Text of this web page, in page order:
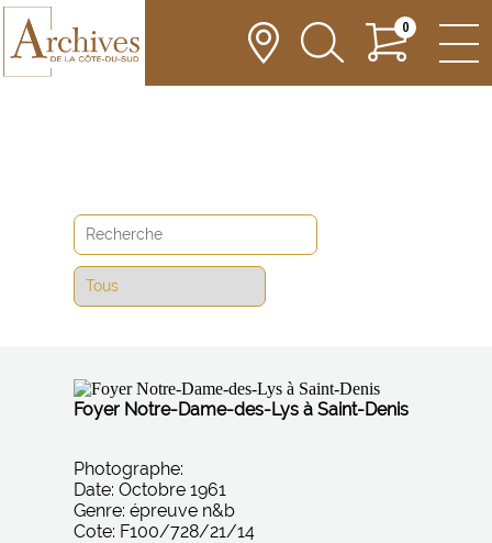
0
Foyer Notre-Dame-des-Lys à Saint-Denis
Photographe:
Date: Octobre 1961
Genre: épreuve n&b
Cote: F100/728/21/14